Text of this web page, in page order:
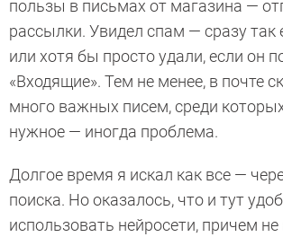
пользы в письмах от магазина —
рассылки. Увидел спам — сразу так
или хотя бы просто удали, если он
«Входящие». Тем не менее, в почте
много важных писем, среди
нужное — иногда проблема.
Долгое время я искал как все —
поиска. Но оказалось, что и тут
использовать нейросети, причем